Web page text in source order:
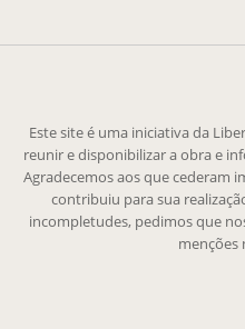
Este site é uma iniciativa da
reunir e disponibilizar a obra e
Agradecemos aos que cederam
contribuiu para sua
incompletudes, pedimos que
menções